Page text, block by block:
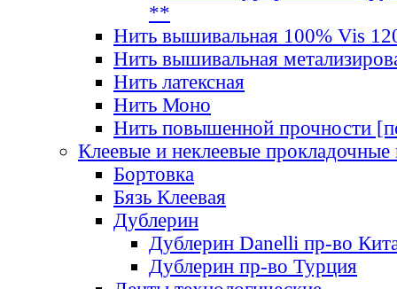
**
Нить вышивальная 100% Vis
Нить вышивальная
Нить латексная
Нить Моно
Нить повышенной прочности
Клеевые и неклеевые прокладочные
Бортовка
Бязь Клеевая
Дублерин
Дублерин Danelli пр-во
Дублерин пр-во Турция